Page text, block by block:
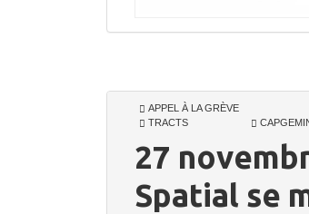
APPEL À LA GRÈVE
TRACTS
27
Spatial se